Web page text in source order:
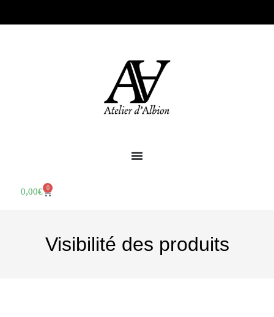
0,00€ 0
Visibilité des produits